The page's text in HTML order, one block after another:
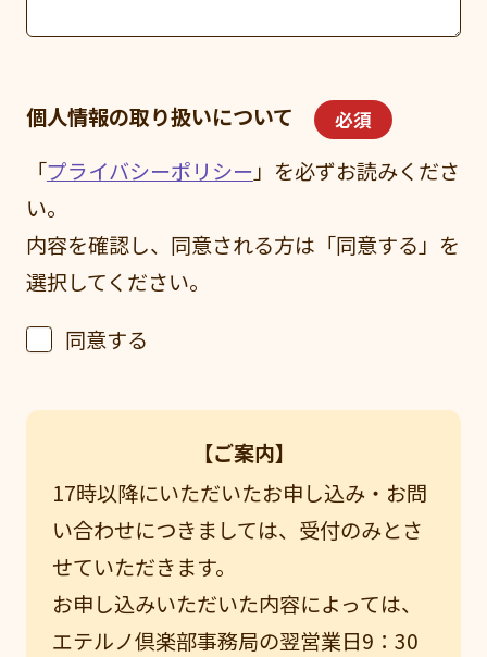
個人情報の取り扱いについて 必須
「プライバシーポリシー」を必ずお読みくださ
い。
内容を確認し、同意される方は「同意する」を
選択してください。
同意する
【ご案内】
17時以降にいただいたお申し込み・お問
い合わせにつきましては、受付のみとさ
せていただきます。
お申し込みいただいた内容によっては、
エテルノ倶楽部事務局の翌営業日9：30